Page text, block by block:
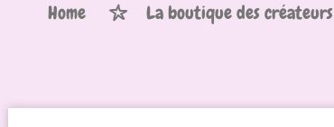
Home La boutique des créateurs